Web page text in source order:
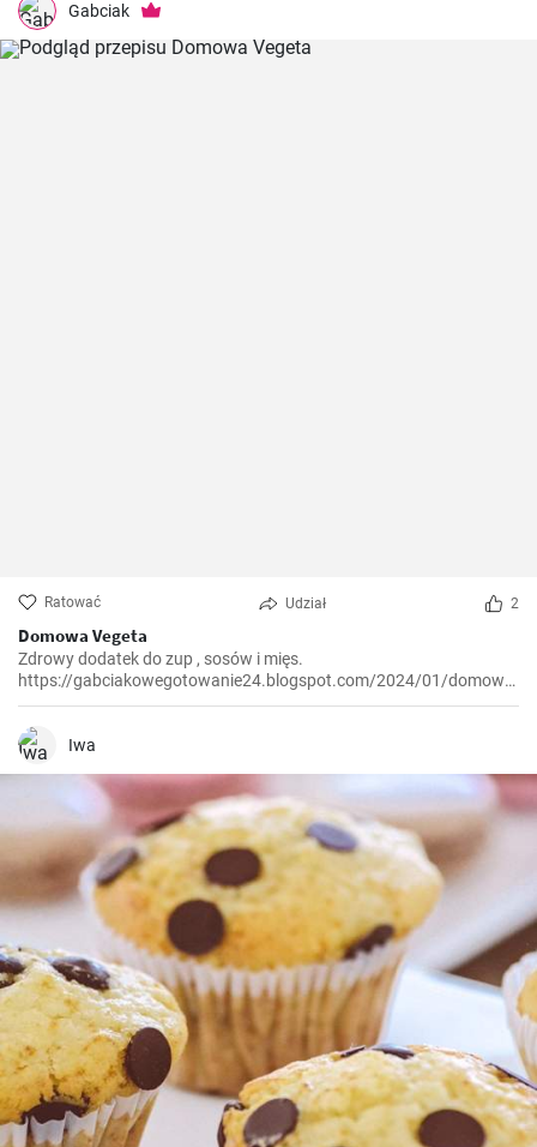
Gabciak
Ratować Udział 2
Domowa Vegeta
Zdrowy dodatek do zup , sosów i mięs.
https://gabciakowegotowanie24.blogspot.com/2024/01/domowa-
vegeta.html
Iwa